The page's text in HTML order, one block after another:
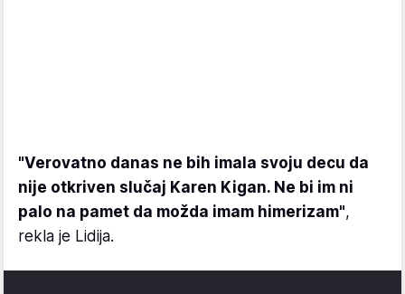
"Verovatno danas ne bih imala svoju decu da
nije otkriven slučaj Karen Kigan. Ne bi im ni
palo na pamet da možda imam himerizam",
rekla je Lidija.